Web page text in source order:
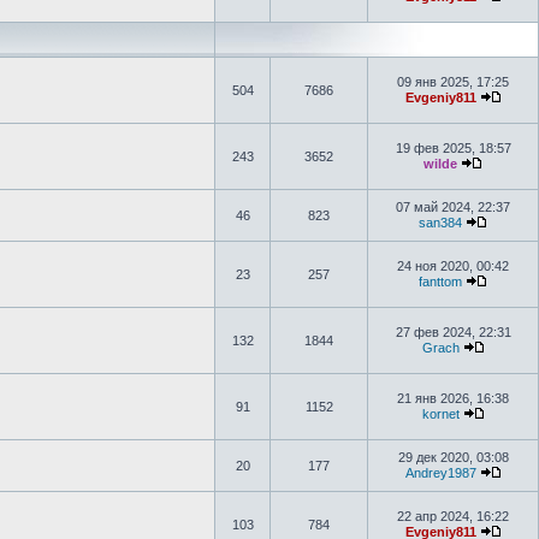
504 7686
09 янв 2025, 17:25
Evgeniy811
243 3652
19 фев 2025, 18:57
wilde
46 823
07 май 2024, 22:37
san384
23 257
24 ноя 2020, 00:42
fanttom
132 1844
27 фев 2024, 22:31
Grach
91 1152
21 янв 2026, 16:38
kornet
20 177
29 дек 2020, 03:08
Andrey1987
103 784
22 апр 2024, 16:22
Evgeniy811